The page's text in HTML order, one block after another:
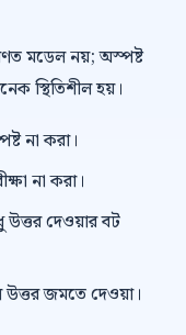
মডেল নয়; অস্পষ্ট
স্থিতিশীল হয়।
না করা।
না করা।
দেওয়ার বট
উত্তর জমতে দেওয়া।